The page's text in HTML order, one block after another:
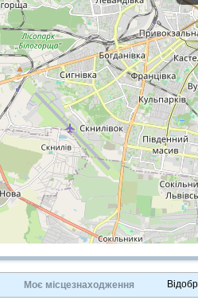
OpenStreetMapcontributors.
»
Моє місцезнаходження